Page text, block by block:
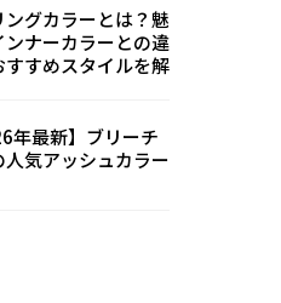
ングカラーとは？魅
ンナーカラーとの違
すすめスタイルを解
年最新】ブリーチ
人気アッシュカラー